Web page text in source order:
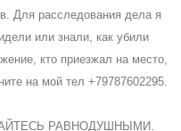
Для расследования дела я
или знали, как убили
кто приезжал на место,
на мой тел +79787602295.
РАВНОДУШНЫМИ.